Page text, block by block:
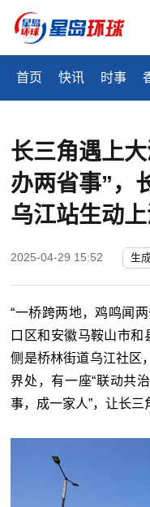
首页 快讯 时事
长三角遇上大
办两省事”，
乌江站生动
2025-04-29 15:52 生
“一桥跨两地，鸡鸣闻
口区和安徽马鞍山市和
侧是桥林街道乌江社区
界处，有一座“联动共
事，成一家人”，让长三